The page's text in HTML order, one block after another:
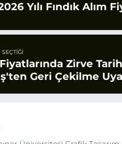
Yılı Fındık Alım
Zirve
Geri Çekilme